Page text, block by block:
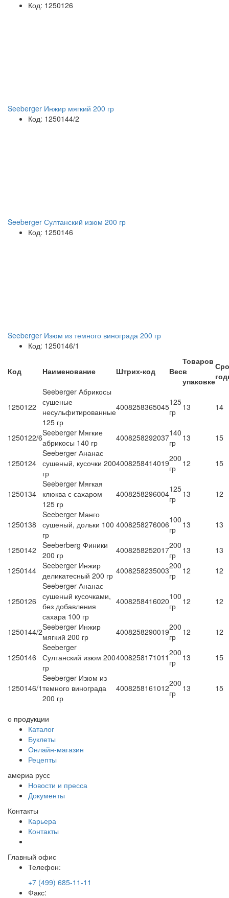
Код: 1250126
Seeberger Инжир мягкий 200 гр
Код: 1250144/2
Seeberger Султанский изюм 200 гр
Код: 1250146
Seeberger Изюм из темного винограда 200 гр
Код: 1250146/1
Код Наименование Штрих-код Вес
Товаров
в
упаковке
1250122
Seeberger Абрикосы
сушеные
несульфитированные
125 гр
4008258365045125
гр
13 14
1250122/6Seeberger Мягкие
абрикосы 140 гр
4008258292037140
гр
13 15
1250124
Seeberger Ананас
сушеный, кусочки 200
гр
4008258414019200
гр
12 15
1250134
Seeberger Мягкая
клюква с сахаром
125 гр
4008258296004125
гр
13 12
1250138
Seeberger Манго
сушеный, дольки 100
гр
4008258276006100
гр
13 13
1250142
Seeberberg Финики
200 гр
4008258252017200
гр
13
13
1250144 Seeberger Инжир
деликатесный 200 гр 4008258235003200
гр
12 12
1250126
Seeberger Ананас
сушеный кусочками,
без добавления
сахара 100 гр
4008258416020100
гр
12 12
1250144/2Seeberger Инжир
мягкий 200 гр
4008258290019200
гр
12 12
1250146
Seeberger
Султанский изюм 200
гр
4008258171011200
гр
13 15
1250146/1
Seeberger Изюм из
темного винограда
200 гр
4008258161012200
гр
13 15
о продукции
Каталог
Буклеты
Онлайн-магазин
Рецепты
америа русс
Новости и пресса
Документы
Контакты
Карьера
Контакты
Главный офис
Телефон:
+7 (499) 685-11-11
Факс: